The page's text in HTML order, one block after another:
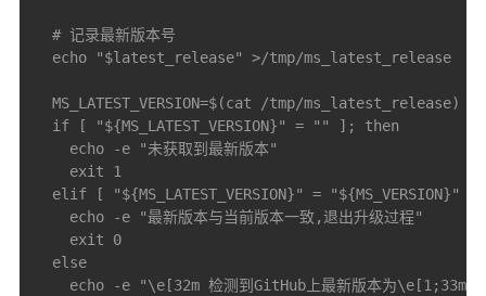
  # 记录最新版本号
  echo "$latest_release" >/tmp/ms_latest_release
  MS_LATEST_VERSION=$(cat /tmp/ms_latest_release)
  if [ "${MS_LATEST_VERSION}" = "" ]; then
    echo -e "未获取到最新版本"
    exit 1
elif [ "${MS_LATEST_VERSION}" = "${MS_VERSION}"
    echo -e "最新版本与当前版本一致,退出升级过程"
    exit 0
  else
echo -e "\e[32m 检测到GitHub上最新版本为